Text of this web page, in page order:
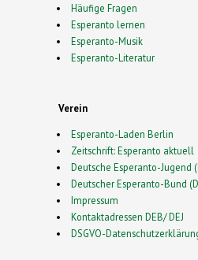
Häufige Fragen
Esperanto lernen
Esperanto-Musik
Esperanto-Literatur
Verein
Esperanto-Laden Berlin
Zeitschrift: Esperanto aktuell
Deutsche Esperanto-Jugend
Deutscher Esperanto-Bund
Impressum
Kontaktadressen DEB/ DEJ
DSGVO-